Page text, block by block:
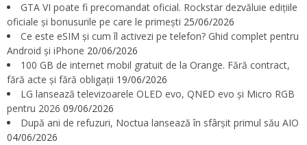
GTA VI poate fi precomandat oficial. Rockstar dezvăluie edițiile
oficiale și bonusurile pe care le primești 25/06/2026
Ce este eSIM și cum îl activezi pe telefon? Ghid complet pentru
Android și iPhone 20/06/2026
100 GB de internet mobil gratuit de la Orange. Fără contract,
fără acte și fără obligații 19/06/2026
LG lansează televizoarele OLED evo, QNED evo și Micro RGB
pentru 2026 09/06/2026
După ani de refuzuri, Noctua lansează în sfârșit primul său AIO
04/06/2026